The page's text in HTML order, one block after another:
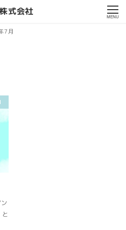
式会社 MENU
7月